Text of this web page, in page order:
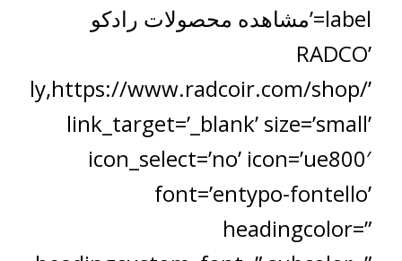
label=’مشاهده محصولات رادکو
RADCO’
www.radcoir.com/shop/’
link_target=’_blank’ size=’small’
icon_select=’no’ icon=’ue800′
font=’entypo-fontello’
headingcolor=”